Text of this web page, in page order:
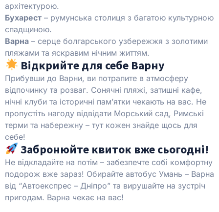
архітектурою.
Бухарест – румунська столиця з багатою культурною
спадщиною.
Варна – серце болгарського узбережжя з золотими
пляжами та яскравим нічним життям.
Відкрийте для себе Варну
Прибувши до Варни, ви потрапите в атмосферу
відпочинку та розваг. Сонячні пляжі, затишні кафе,
нічні клуби та історичні пам’ятки чекають на вас. Не
пропустіть нагоду відвідати Морський сад, Римські
терми та набережну – тут кожен знайде щось для
себе!
Забронюйте квиток вже сьогодні!
Не відкладайте на потім – забезпечте собі комфортну
подорож вже зараз! Обирайте автобус Умань – Варна
від “Автоекспрес – Дніпро” та вирушайте на зустріч
пригодам. Варна чекає на вас!